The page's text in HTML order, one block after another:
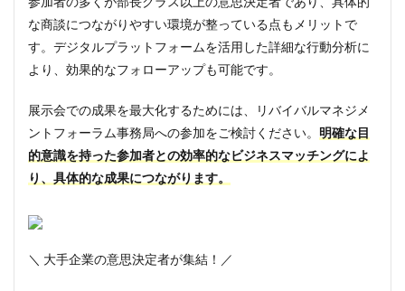
な商談につながりやすい環境が整っている点もメリットで
す。デジタルプラットフォームを活用した詳細な行動分析に
より、効果的なフォローアップも可能です。
展示会での成果を最大化するためには、リバイバルマネジメ
ントフォーラム事務局への参加をご検討ください。 明確な目
的意識を持った参加者との効率的なビジネスマッチングによ
り、具体的な成果につながります。
＼ 大手企業の意思決定者が集結！／